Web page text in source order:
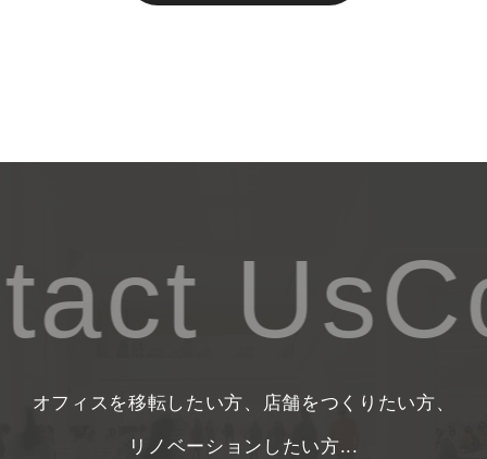
Us
オフィスを移転したい方、店舗をつくりたい方、
リノベーションしたい方...